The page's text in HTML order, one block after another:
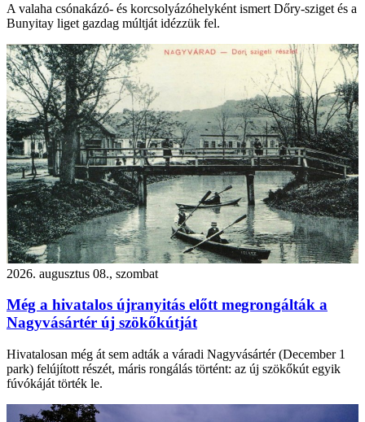
A valaha csónakázó- és korcsolyázóhelyként ismert Dőry-sziget és a
Bunyitay liget gazdag múltját idézzük fel.
2026. augusztus 08., szombat
Még a hivatalos újranyitás előtt megrongálták a
Nagyvásártér új szökőkútját
Hivatalosan még át sem adták a váradi Nagyvásártér (December 1
park) felújított részét, máris rongálás történt: az új szökőkút egyik
fúvókáját törték le.